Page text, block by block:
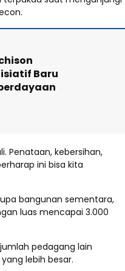
Baru
Penataan, kebersihan,
ini bisa kita
bangunan sementara,
luas mencapai 3.000
pedagang lain
lebih besar.